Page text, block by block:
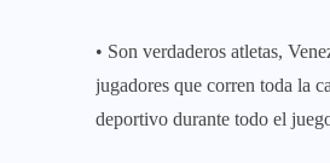
• Son verdaderos atletas,
jugadores que corren toda la
deportivo durante todo el